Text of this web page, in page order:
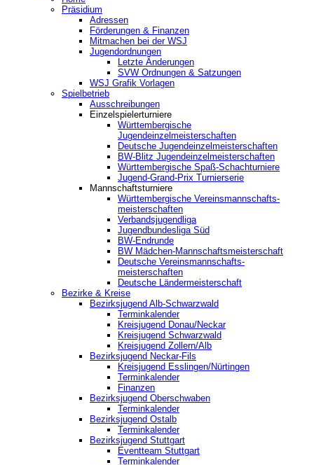
Präsidium
Adressen
Förderungen & Finanzen
Mitmachen bei der WSJ
Jugendordnungen
Letzte Änderungen
SVW Ordnungen & Satzungen
WSJ Grafik Vorlagen
Spielbetrieb
Ausschreibungen
Einzelspielerturniere
Württembergische
Jugendeinzelmeisterschaften
Deutsche Jugendeinzelmeisterschaften
BW-Blitz Jugendeinzelmeisterschaften
Württembergische Spaß-Schachturniere
Jugend-Grand-Prix Turnierserie
Mannschaftsturniere
Württembergische Vereinsmannschafts-
meisterschaften
Verbandsjugendliga
Jugendbundesliga Süd
BW-Endrunde
BW Mädchen-Mannschaftsmeisterschaft
Deutsche Vereinsmannschafts-
meisterschaften
Deutsche Ländermeisterschaft
Bezirke & Kreise
Bezirksjugend Alb-Schwarzwald
Terminkalender
Kreisjugend Donau/Neckar
Kreisjugend Schwarzwald
Kreisjugend Zollern/Alb
Bezirksjugend Neckar-Fils
Kreisjugend ‎Esslingen/Nürtingen
Terminkalender
Finanzen
Bezirksjugend Oberschwaben
Terminkalender
Bezirksjugend Ostalb
Terminkalender
Bezirksjugend Stuttgart
‎Eventteam Stuttgart
Terminkalender